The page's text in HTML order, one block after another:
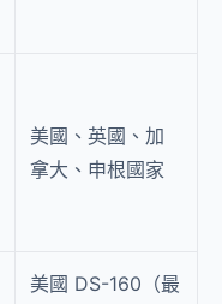
美國、英國、加
拿大、申根國家
美國 DS-160（最